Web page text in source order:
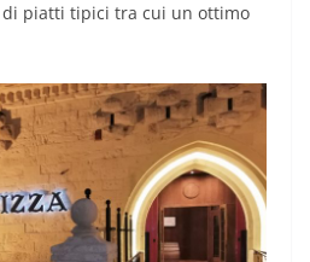
piatti tipici tra cui un ottimo